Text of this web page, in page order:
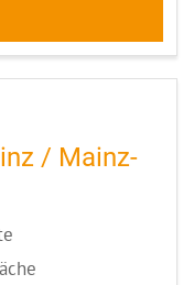
CODE: MZ030
/ Mainz-